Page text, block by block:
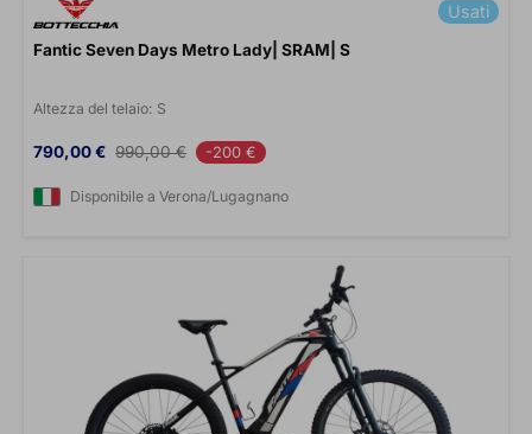
Usati
Fantic Seven Days Metro Lady| SRAM| S
Altezza del telaio: S
Prezzo
790,00 € Prezzo base
990,00 € -200 €
Disponibile a Verona/Lugagnano